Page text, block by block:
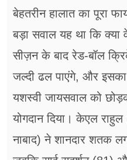
बेहतरीन हालात का पूरा
बड़ा सवाल यह था कि
सीज़न के बाद रेड-बॉल
जल्दी ढल पाएंगे, और इसका
यशस्वी जायसवाल को
योगदान दिया। केएल
नाबाद) ने शानदार शतक